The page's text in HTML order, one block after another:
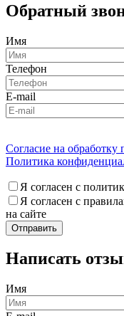
Обратный
Имя
Телефон
E-mail
Согласие на
Политика
Я согласен с
Я согласен с
на сайте
Написать
Имя